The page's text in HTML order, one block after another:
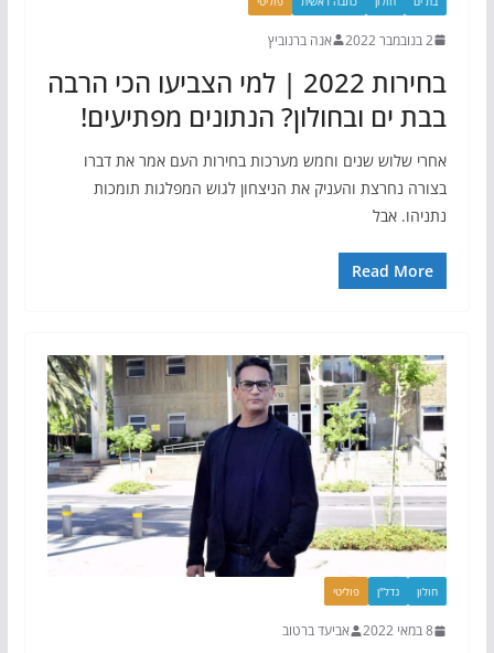
2 בנובמבר 2022 אנה ברנוביץ
בחירות 2022 | למי הצביעו הכי הרבה
בבת ים ובחולון? הנתונים מפתיעים!
אחרי שלוש שנים וחמש מערכות בחירות העם אמר את דברו
בצורה נחרצת והעניק את הניצחון לגוש המפלגות תומכות
נתניהו. אבל
Read More
חולון נדל"ן פוליטי
8 במאי 2022 אביעד ברטוב